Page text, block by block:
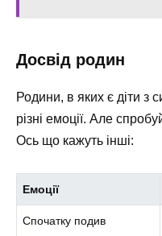
Досвід родин
Родини, в яких є діти з
різні емоції. Але
Ось що кажуть інші:
Емоції
Спочатку подив